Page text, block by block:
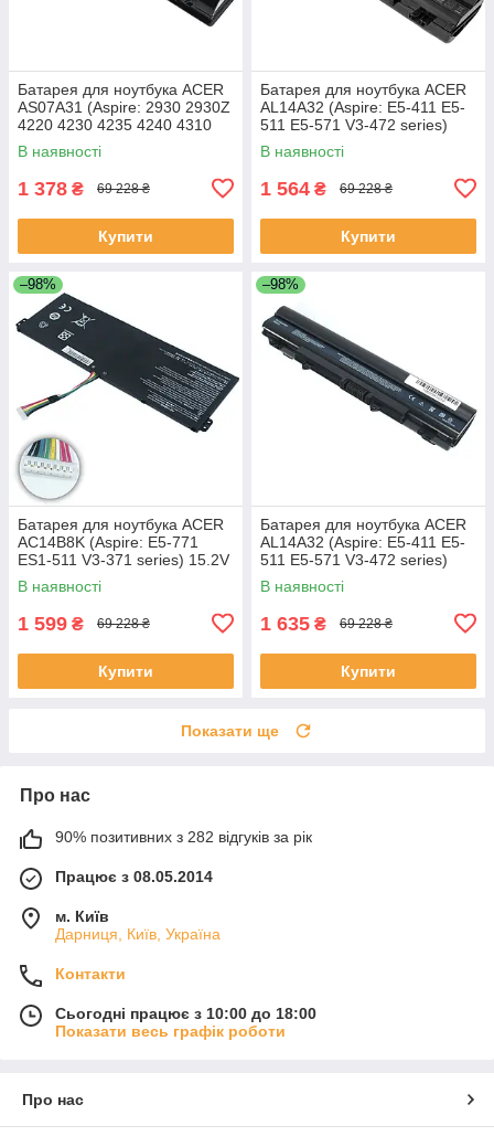
Батарея для ноутбука ACER
AS07A31 (Aspire: 2930 2930Z
4220 4230 4235 4240 4310
5334 5732Z 7315) 11.1V
4400mAh Чорний
В наявності
1 378 ₴ 69 228 ₴
Купити
Батарея для ноутбука ACER
AL14A32 (Aspire: E5-411 E5-
511 E5-571 V3-472 series)
11.1V 4400mAh Чорний
В наявності
1 564 ₴ 69 228 ₴
Купити
–98%
Батарея для ноутбука ACER
AC14B8K (Aspire: E5-771
ES1-511 V3-371 series) 15.2V
2200mAh Чорний
В наявності
1 599 ₴ 69 228 ₴
Купити
–98%
Батарея для ноутбука ACER
AL14A32 (Aspire: E5-411 E5-
511 E5-571 V3-472 series)
11.1V 5200mAh Чорний
В наявності
1 635 ₴ 69 228 ₴
Купити
Показати ще
Про нас
90% позитивних з 282 відгуків за рік
Працює з 08.05.2014
м. Київ
Дарниця, Київ, Україна
Контакти
Сьогодні працює з 10:00 до 18:00
Показати весь графік роботи
Про нас